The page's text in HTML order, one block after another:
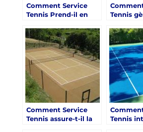
Comment Service
Tennis Prend-il en
Spécifiques des
Entraîneurs dans la
Conception de
Courts de Tennis à
Mougins ?
Tennis
courts
couverts
Comment Service
Tennis assure-t-il la
Tennis